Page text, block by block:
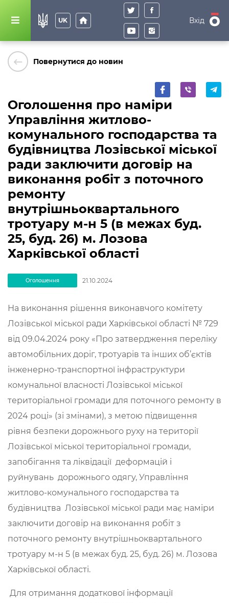
UK home Вхід
keyboard_backspace Повернутися до новин
Оголошення про наміри
Управління житлово-
комунального господарства та
будівництва Лозівської міської
ради заключити договір на
виконання робіт з поточного
ремонту
внутрішньоквартального
тротуару м-н 5 (в межах буд.
25, буд. 26) м. Лозова
Харківської області
Оголошення 21.10.2024
На виконання рішення виконавчого комітету
Лозівської міської ради Харківської області № 729
від 09.04.2024 року «Про затвердження переліку
автомобільних доріг, тротуарів та інших об’єктів
інженерно-транспортної інфраструктури
комунальної власності Лозівської міської
територіальної громади для поточного ремонту в
2024 році» (зі змінами), з метою пiдвищення
рiвня безпеки дорожнього руху на територiї
Лозiвської міської територіальної громади,
запобігання та ліквідації деформацій і
руйнувань дорожнього одягу, Управління
житлово-комунального господарства та
будівництва Лозівської міської ради має наміри
заключити договір на виконання робіт з
поточного ремонту внутрішньоквартального
тротуару м-н 5 (в межах буд. 25, буд. 26) м. Лозова
Харківської області.
Для отримання додаткової інформації